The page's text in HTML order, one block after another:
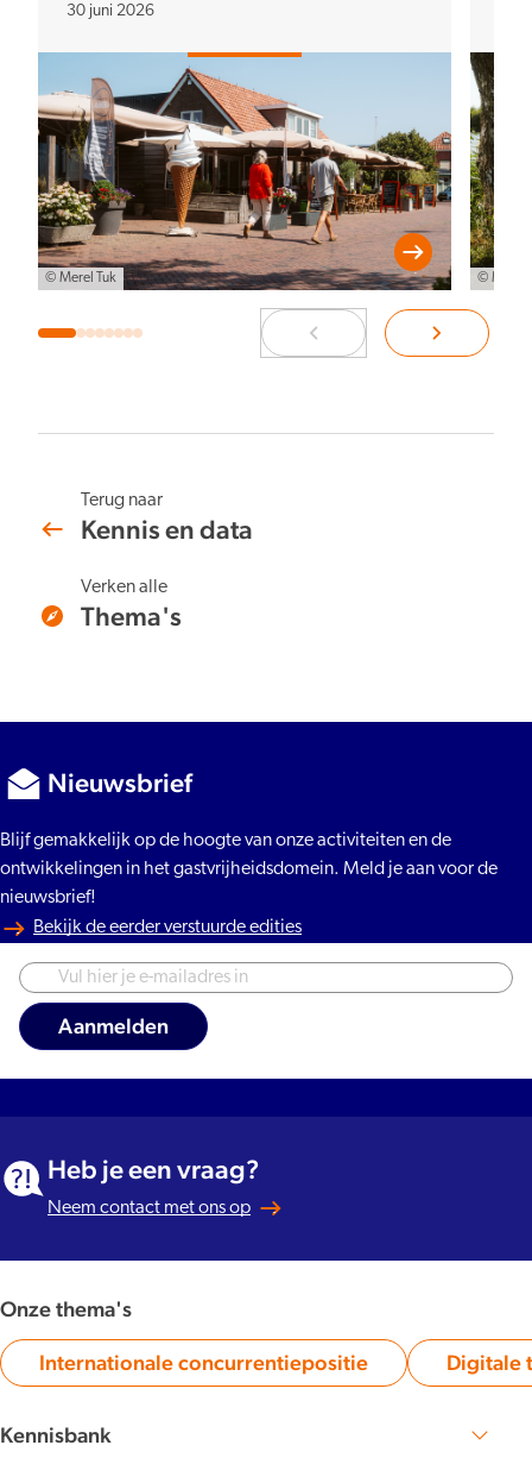
© Merel Tuk
30 juni 2026
© Merel
Terug naar
Kennis en data
Verken alle
Thema's
Nieuwsbrief
Blijf gemakkelijk op de hoogte van onze activiteiten en de
ontwikkelingen in het gastvrijheidsdomein. Meld je aan voor de
nieuwsbrief!
Bekijk de eerder verstuurde edities
Heb je een vraag?
Neem contact met ons op
Onze thema's
Category:
Internationale concurrentiepositie Digitale
Kennisbank